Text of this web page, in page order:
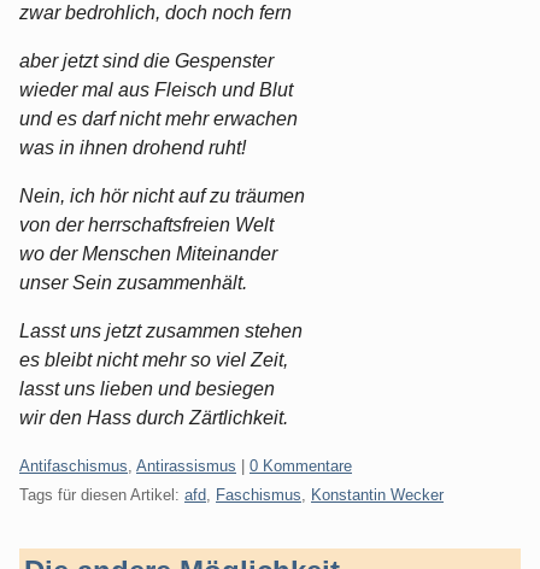
zwar bedrohlich, doch noch fern
aber jetzt sind die Gespenster
wieder mal aus Fleisch und Blut
und es darf nicht mehr erwachen
was in ihnen drohend ruht!
Nein, ich hör nicht auf zu träumen
von der herrschaftsfreien Welt
wo der Menschen Miteinander
unser Sein zusammenhält.
Lasst uns jetzt zusammen stehen
es bleibt nicht mehr so viel Zeit,
lasst uns lieben und besiegen
wir den Hass durch Zärtlichkeit.
Kategorien:
Antifaschismus Antirassismus
0 Kommentare
Tags für diesen Artikel: afd Faschismus Konstantin Wecker